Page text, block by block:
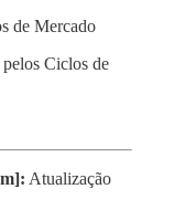
de Mercado
Ciclos de
Atualização